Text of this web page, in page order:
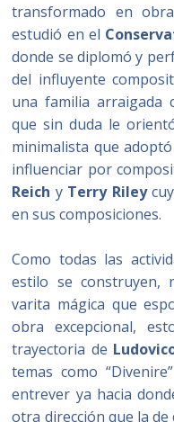
transformado en
estudió en el
donde se diplomó y
del influyente
una familia arraigada
que sin duda le
minimalista que
influenciar por
Reich yTerry Riley
en sus composiciones.
Como todas las
estilo se construyen,
varita mágica que
obra excepcional,
trayectoria de
temas como
entrever ya hacia
otra dirección que la